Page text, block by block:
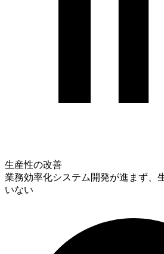
生産性の改善
業務効率化システム開発が進まず、
いない